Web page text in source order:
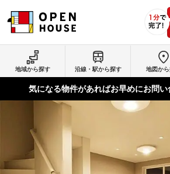
地域から探す 沿線・駅から探す 地図か
気になる物件があればお早めにお問い